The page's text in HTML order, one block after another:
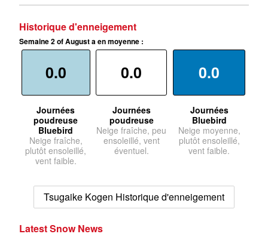
Historique d'enneigement
Semaine 2 of August a en moyenne :
0.0
Journées
poudreuse
Bluebird
Neige fraîche,
plutôt ensoleillé,
vent faible.
0.0
Journées
poudreuse
Neige fraîche, peu
ensoleillé, vent
éventuel.
0.0
Journées
Bluebird
Neige moyenne,
plutôt ensoleillé,
vent faible.
Tsugaike Kogen Historique d'enneigement